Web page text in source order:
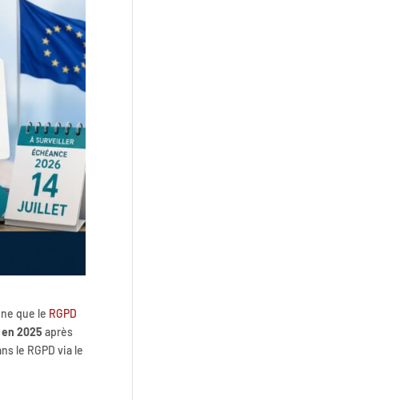
que le RGPD
2025 après
le RGPD via le